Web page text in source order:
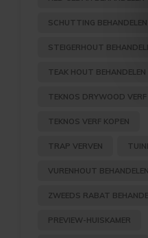
SCHUTTING BEHANDELEN
STEIGERHOUT
TEAK HOUT BEHANDELEN
TEKNOS DRYWOOD VERF
TEKNOS VERF KOPEN
TRAP VERVEN
VURENHOUT BEHANDELEN
ZWEEDS RABAT
PREVIEW-HUISKAMER